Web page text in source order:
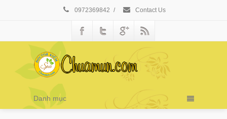
0972369842 / Contact Us
Danh mục